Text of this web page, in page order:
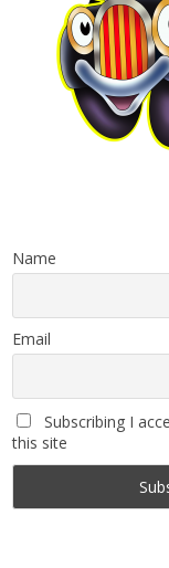
Name
Email
Subscribing I
this site